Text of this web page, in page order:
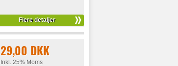
Flere detaljer
29,00 DKK
Inkl. 25% Moms